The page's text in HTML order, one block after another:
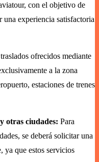
con el objetivo de
una experiencia satisfactoria
ofrecidos mediante
a la zona
estaciones de trenes
otras ciudades: Para
se deberá solicitar una
ya que estos servicios